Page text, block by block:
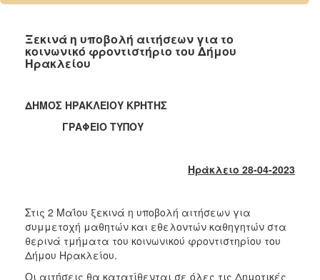
2024
2022
2021
2013
2012
2011
Ξεκινά η υποβολή αιτήσεων για το
κοινωνικό φροντιστήριο του Δήμου
Ηρακλείου
ΔΗΜΟΣ ΗΡΑΚΛΕΙΟΥ ΚΡΗΤΗΣ
ΓΡΑΦΕΙΟ ΤΥΠΟΥ
Ηράκλειο 28-04-2023
Στις 2 Μαΐου ξεκινά η υποβολή αιτήσεων για
συμμετοχή μαθητών και εθελοντών καθηγητών στα
θερινά τμήματα του κοινωνικού φροντιστηρίου του
Δήμου Ηρακλείου.
Οι αιτήσεις θα κατατίθενται σε όλες τις Δημοτικές